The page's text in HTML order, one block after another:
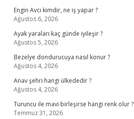
Engin Avcı kimdir, ne iş yapar ?
Ağustos 6, 2026
Ayak yaraları kaç günde iyileşir ?
Ağustos 5, 2026
Bezelye dondurucuya nasıl konur ?
Ağustos 4, 2026
Anav şehri hangi ülkededir ?
Ağustos 4, 2026
Turuncu ile mavi birleşirse hangi renk olur ?
Temmuz 31, 2026